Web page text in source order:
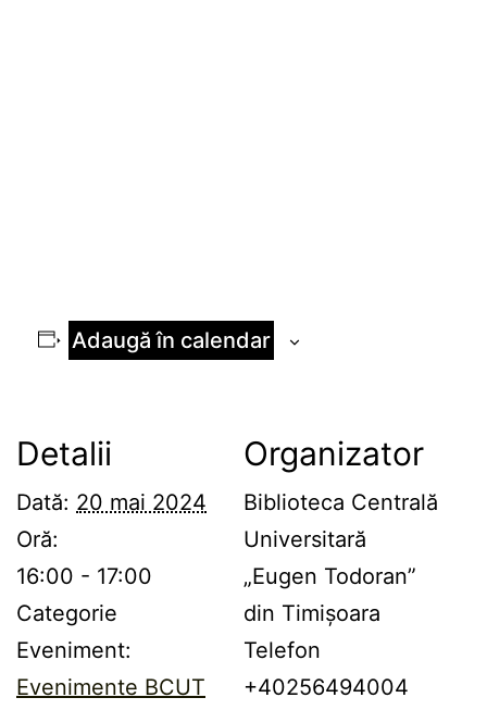
Adaugă în calendar
Detalii
Dată: 20 mai 2024
Oră:
16:00 - 17:00
Categorie
Eveniment:
Evenimente BCUT
Organizator
Biblioteca Centrală
Universitară
„Eugen Todoran”
din Timișoara
Telefon
+40256494004